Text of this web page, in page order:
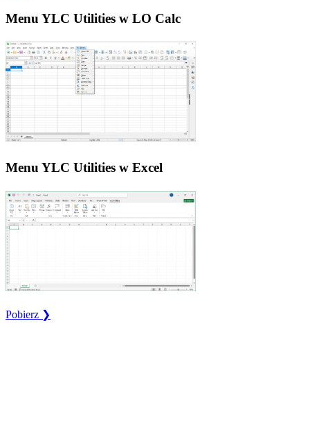
Menu YLC Utilities w LO Calc
Menu YLC Utilities w Excel
Pobierz ❯